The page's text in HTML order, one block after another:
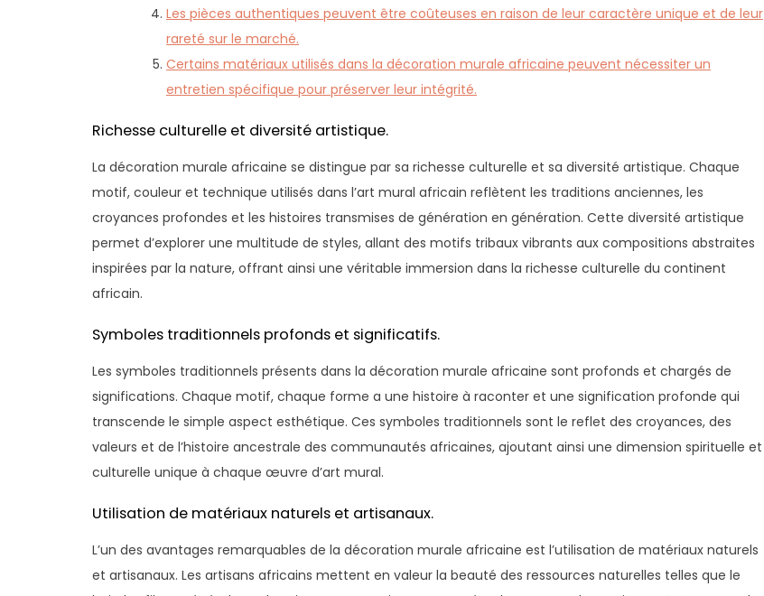
Les pièces authentiques peuvent être coûteuses en raison de leur caractère unique et de leur
rareté sur le marché.
Certains matériaux utilisés dans la décoration murale africaine peuvent nécessiter un
entretien spécifique pour préserver leur intégrité.
Richesse culturelle et diversité artistique.
La décoration murale africaine se distingue par sa richesse culturelle et sa diversité artistique. Chaque
motif, couleur et technique utilisés dans l’art mural africain reflètent les traditions anciennes, les
croyances profondes et les histoires transmises de génération en génération. Cette diversité artistique
permet d’explorer une multitude de styles, allant des motifs tribaux vibrants aux compositions abstraites
inspirées par la nature, offrant ainsi une véritable immersion dans la richesse culturelle du continent
africain.
Symboles traditionnels profonds et significatifs.
Les symboles traditionnels présents dans la décoration murale africaine sont profonds et chargés de
significations. Chaque motif, chaque forme a une histoire à raconter et une signification profonde qui
transcende le simple aspect esthétique. Ces symboles traditionnels sont le reflet des croyances, des
valeurs et de l’histoire ancestrale des communautés africaines, ajoutant ainsi une dimension spirituelle et
culturelle unique à chaque œuvre d’art mural.
Utilisation de matériaux naturels et artisanaux.
L’un des avantages remarquables de la décoration murale africaine est l’utilisation de matériaux naturels
et artisanaux. Les artisans africains mettent en valeur la beauté des ressources naturelles telles que le